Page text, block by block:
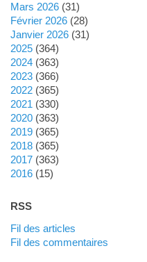
mars 2026(31)
février 2026(28)
janvier 2026(31)
2025(364)
2024(363)
2023(366)
2022(365)
2021 (330)
2020(363)
2019(365)
2018(365)
2017(363)
2016(15)
RSS
Fil des articles
Fil des commentaires